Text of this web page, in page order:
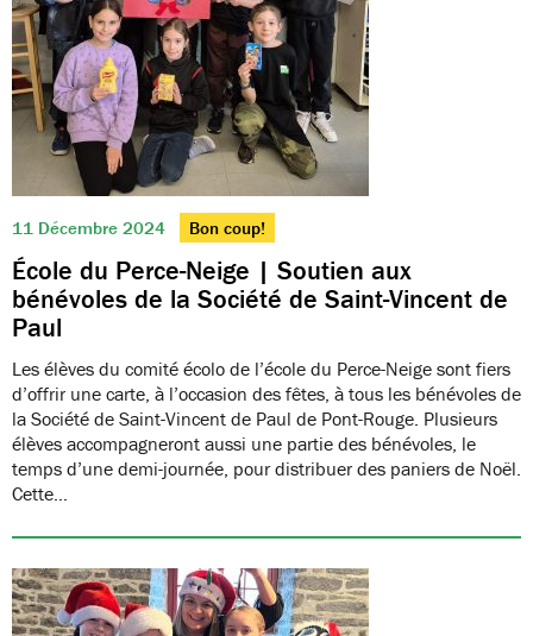
11 Décembre 2024 Bon coup!
École du Perce-Neige | Soutien aux
bénévoles de la Société de Saint-Vincent de
Paul
Les élèves du comité écolo de l’école du Perce-Neige sont fiers
d’offrir une carte, à l’occasion des fêtes, à tous les bénévoles de
la Société de Saint-Vincent de Paul de Pont-Rouge. Plusieurs
élèves accompagneront aussi une partie des bénévoles, le
temps d’une demi-journée, pour distribuer des paniers de Noël.
Cette…